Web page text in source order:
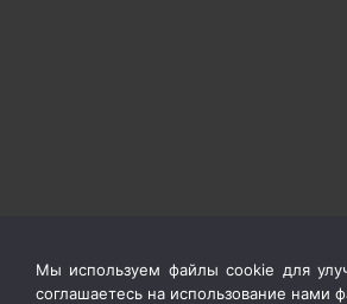
Мы используем файлы cookie для
соглашаетесь на использование нами